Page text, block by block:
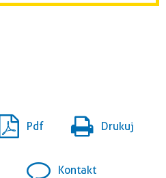
Pdf Drukuj
Kontakt